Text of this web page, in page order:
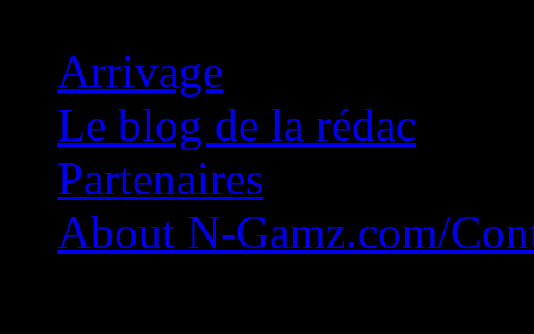
Arrivage
Le blog de la rédac
Partenaires
About N-Gamz.com/